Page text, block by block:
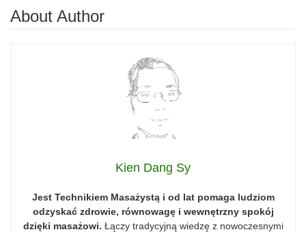
About Author
Kien Dang Sy
Jest Technikiem Masażystą i od lat pomaga ludziom
odzyskać zdrowie, równowagę i wewnętrzny spokój
dzięki masażowi. Łączy tradycyjną wiedzę z nowoczesnymi